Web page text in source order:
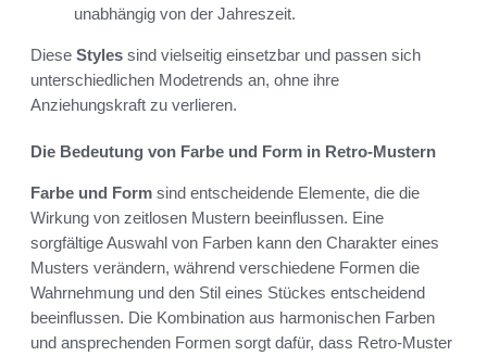
unabhängig von der Jahreszeit.
Diese Styles sind vielseitig einsetzbar und passen sich
unterschiedlichen Modetrends an, ohne ihre
Anziehungskraft zu verlieren.
Die Bedeutung von Farbe und Form in Retro-Mustern
Farbe und Form sind entscheidende Elemente, die die
Wirkung von zeitlosen Mustern beeinflussen. Eine
sorgfältige Auswahl von Farben kann den Charakter eines
Musters verändern, während verschiedene Formen die
Wahrnehmung und den Stil eines Stückes entscheidend
beeinflussen. Die Kombination aus harmonischen Farben
und ansprechenden Formen sorgt dafür, dass Retro-Muster